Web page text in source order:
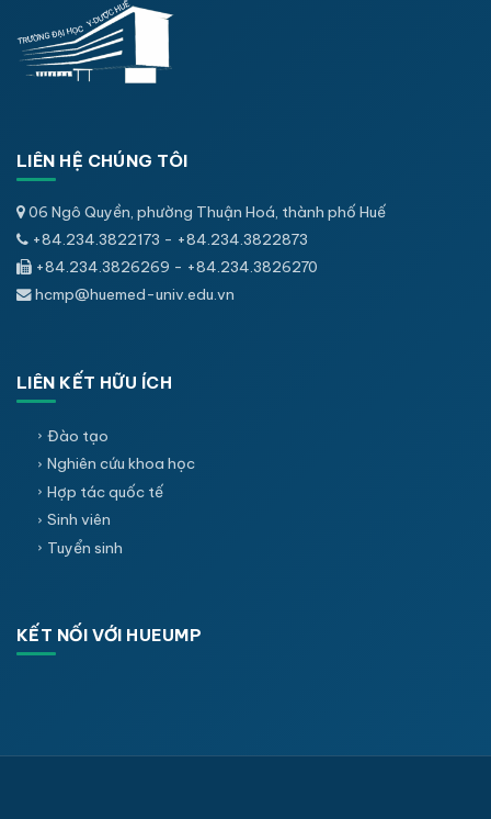
LIÊN HỆ CHÚNG TÔI
06 Ngô Quyền, phường Thuận Hoá, thành phố Huế
+84.234.3822173 - +84.234.3822873
+84.234.3826269 - +84.234.3826270
hcmp@huemed-univ.edu.vn
LIÊN KẾT HỮU ÍCH
Đào tạo
Nghiên cứu khoa học
Hợp tác quốc tế
Sinh viên
Tuyển sinh
KẾT NỐI VỚI HUEUMP